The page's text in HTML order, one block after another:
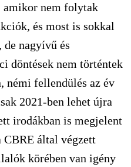
amikor nem folytak
és most is sokkal
de nagyívű és
döntések nem történtek
némi fellendülés az év
2021-ben lehet újra
irodákban is megjelent
CBRE által végzett
körében van igény